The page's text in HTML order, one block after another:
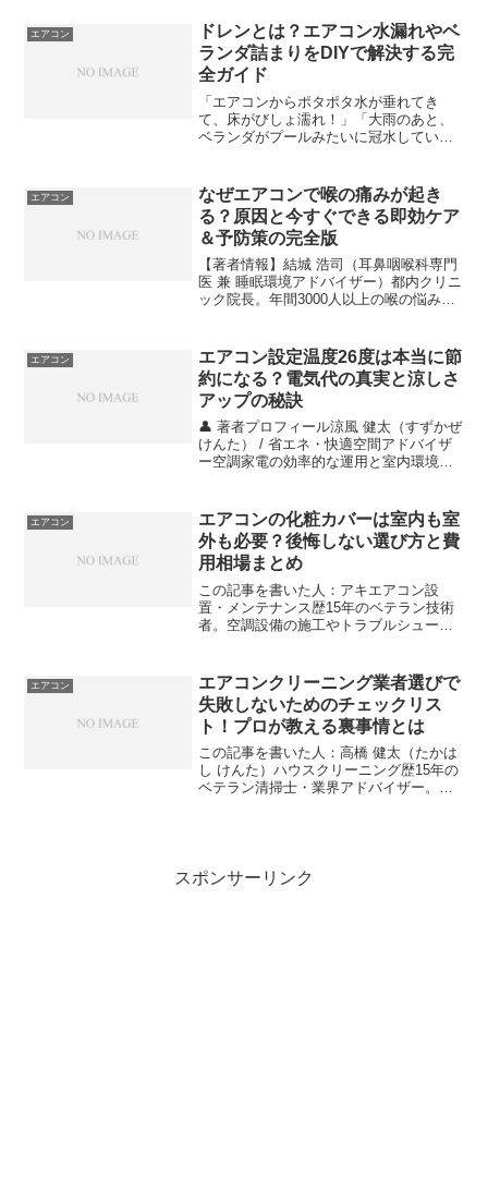
考え、本当に必要なものは理由を添えて
はっきりと伝えること...
エアコン
ドレンとは？エアコン水漏れやベ
ランダ詰まりをDIYで解決する完
全ガイド
「エアコンからポタポタ水が垂れてき
て、床がびしょ濡れ！」「大雨のあと、
ベランダがプールみたいに冠水してい
いのではないでしょうか。実は、これら
のトラブルの犯人は、ほぼ間違い...
エアコン
なぜエアコンで喉の痛みが起き
る？原因と今すぐできる即効ケア
＆予防策の完全版
【著者情報】結城 浩司（耳鼻咽喉科専門
医 兼 睡眠環境アドバイザー）都内クリニ
ック院長。年間3000人以上の喉の悩みを
「今日からすぐできる現実的な解決策」
を提案する伴走者...
エアコン
エアコン設定温度26度は本当に節
約になる？電気代の真実と涼しさ
アップの秘訣
👤 著者プロフィール涼風 健太（すずかぜ
けんた） / 省エネ・快適空間アドバイザ
ー空調家電の効率的な運用と室内環境の
に寄り添い、科学的な根拠に基づいた快
適な過ごし方を提...
エアコン
エアコンの化粧カバーは室内も室
外も必要？後悔しない選び方と費
用相場まとめ
この記事を書いた人：アキエアコン設
置・メンテナンス歴15年のベテラン技術
者。空調設備の施工やトラブルシューテ
の紐を最優先に考える誠実なアドバイザ
ーとして活動中。新居への引...
エアコン
エアコンクリーニング業者選びで
失敗しないためのチェックリス
ト！プロが教える裏事情とは
この記事を書いた人：高橋 健太（たかは
し けんた）ハウスクリーニング歴15年の
ベテラン清掃士・業界アドバイザー。延
スポンサーリンク